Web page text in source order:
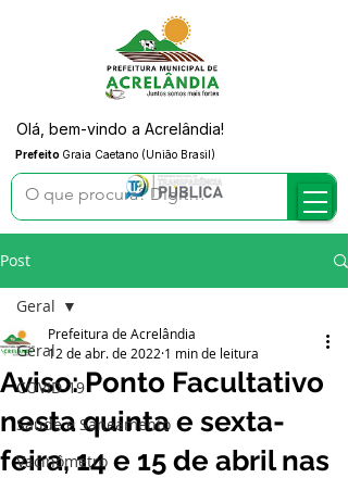
Prefeito Graia Caetano (União Brasil)
Olá, bem-vindo a Acrelândia!
Post
Geral
COVID-19
Saúde e Saneamento
Vacinômetro
Geral
Aviso: Ponto Facultativo
nesta quinta e sexta-
feira, 14 e 15 de abril nas
Prefeitura de Acrelândia
12 de abr. de 2022 1 min de leitura